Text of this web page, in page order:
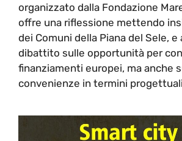
organizzato dalla Fondazione
offre una riflessione mettendo
dei Comuni della Piana del Sele, e
dibattito sulle opportunità per
finanziamenti europei, ma anche
convenienze in termini